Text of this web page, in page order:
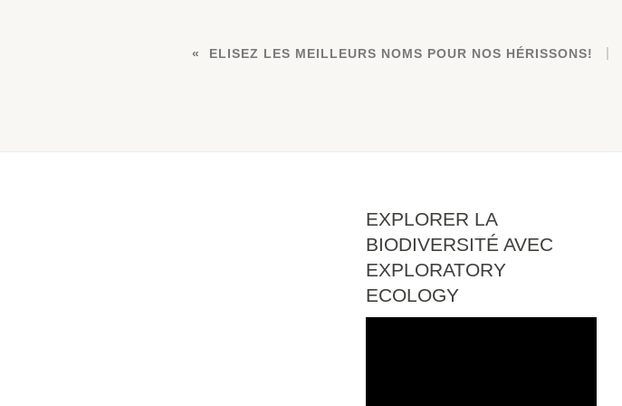
ELISEZ LES MEILLEURS NOMS POUR NOS HÉRISSONS!
EXPLORER LA
BIODIVERSITÉ AVEC
EXPLORATORY
ECOLOGY